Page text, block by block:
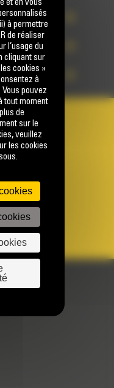
votre compte ?
et en vous
à permettre
de réaliser
l’usage du
cliquant sur
cookies »
à
Vous pouvez
tout moment
de
sur le
veuillez
les cookies